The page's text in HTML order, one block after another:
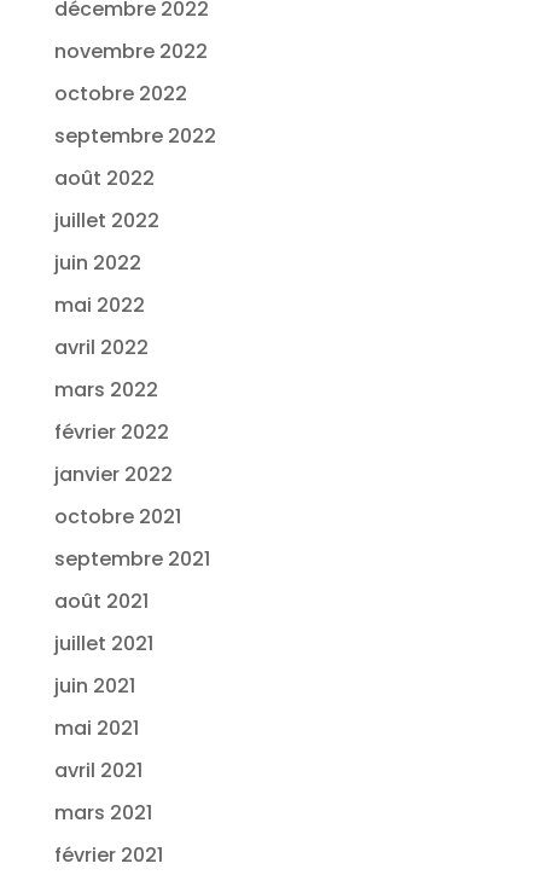
décembre 2022
novembre 2022
octobre 2022
septembre 2022
août 2022
juillet 2022
juin 2022
mai 2022
avril 2022
mars 2022
février 2022
janvier 2022
octobre 2021
septembre 2021
août 2021
juillet 2021
juin 2021
mai 2021
avril 2021
mars 2021
février 2021